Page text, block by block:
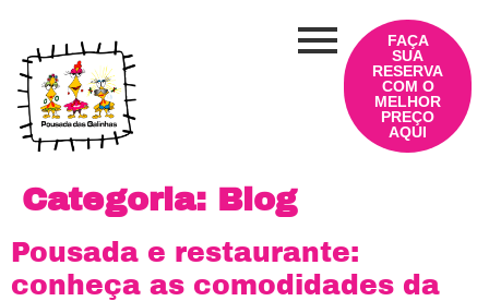
FAÇA
SUA
RESERVA
COM O
MELHOR
PREÇO
AQUI
Categoria: Blog
Pousada e restaurante:
conheça as comodidades da